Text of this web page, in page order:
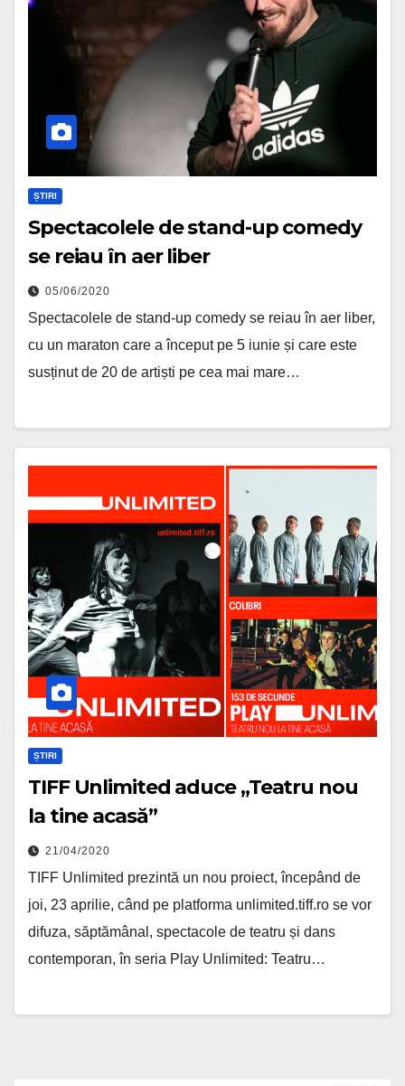
ȘTIRI
Spectacolele de stand-up comedy
se reiau în aer liber
05/06/2020
Spectacolele de stand-up comedy se reiau în aer liber,
cu un maraton care a început pe 5 iunie și care este
susținut de 20 de artiști pe cea mai mare…
ȘTIRI
TIFF Unlimited aduce „Teatru nou
la tine acasă”
21/04/2020
TIFF Unlimited prezintă un nou proiect, începând de
joi, 23 aprilie, când pe platforma unlimited.tiff.ro se vor
difuza, săptămânal, spectacole de teatru și dans
contemporan, în seria Play Unlimited: Teatru…